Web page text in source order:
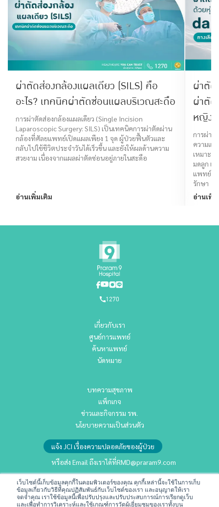
เว็บไซต์นี้เก็บข้อมูลคุกกี้ในคอมพิวเตอร์ของคุณ คุกกี้เหล่านี้จะใช้ในการเก็บ
ข้อมูลเกี่ยวกับวิธีที่คุณปฏิสัมพันธ์กับเว็บไซต์ของเรา และอนุญาตให้เรา
จดจำคุณ เราใช้ข้อมูลนี้เพื่อปรับปรุงและปรับประสบการณ์การเรียกดูเว็บ
และเพื่อทำการวิเคราะห์และใช้เกณฑ์การวัดผู้เยี่ยมชมของเราทั้งบน
ผ่าตัดส่องกล้องแผลเดียว (SILS) คือ
อะไร? เทคนิคผ่าตัดซ่อนแผลบริเวณสะดือ
การผ่าตัดส่องกล้องแผลเดียว (Single Incision
Laparoscopic Surgery: SILS) เป็นเทคนิคการผ่าตัดผ่าน
กล้องที่ศัลยแพทย์เปิดแผลเพียง 1 จุด ผู้ป่วยฟื้นตัวและ
กลับไปใช้ชีวิตประจำวันได้เร็วขึ้น และยังให้ผลด้านความ
สวยงาม เนื่องจากแผลผ่าตัดซ่อนอยู่ภายในสะดือ
อ่านเพิ่มเติม
ผ่าตัด
ผ่าตัด
หญิง
การผ่าตั
ความแม่
เหมาะส
มดลูก เ
แพทย์จะ
รักษา
อ่านเพิ่
1270
เกี่ยวกับเรา
ศูนย์การแพทย์
ค้นหาแพทย์
นัดหมาย
บทความสุขภาพ
แพ็กเกจ
ข่าวและกิจกรรม รพ.
นโยบายความเป็นส่วนตัว
แจ้ง JCI เรื่องความปลอดภัยของผู้ป่วย
หรือส่ง Email ถึงเราได้ที่RMD@praram9.com
นักลงทุนสัมพันธ์
การพัฒนาอย่างยั่งยืน